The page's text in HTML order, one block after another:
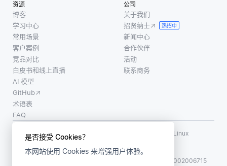
是否接受 Cookies？
本网站使用 Cookies 来增强用户体验。
资源
博客
学习中心
常用场景
客户案例
竞品对比
白皮书和线上直播
AI 模型
GitHub
术语表
FAQ
公司
关于我们
招贤纳士
热招中
新闻中心
合作伙伴
活动
联系商务
使用条款
LF AI、LF AI & Data、Milvus，以及相关的开源项目名称为 Linux
Foundation 所有商标
版权所有 ©2026 上海赜睿信息科技有限公司保留所有权利
沪公网安备31011002006715